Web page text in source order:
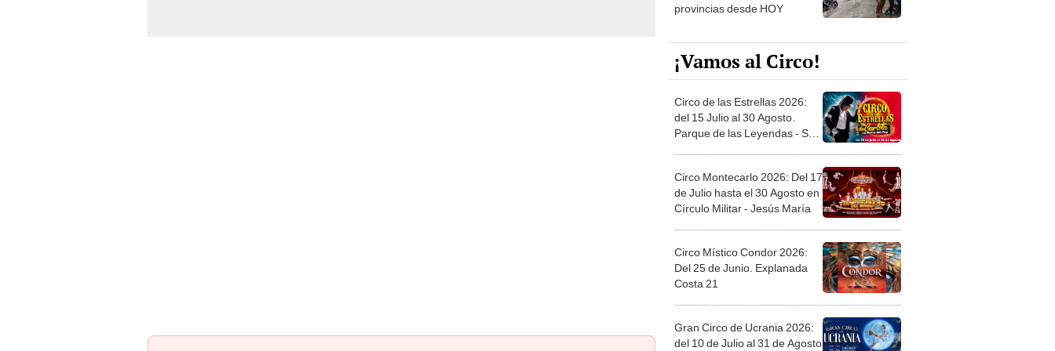
provincias desde HOY
¡Vamos al Circo!
Circo de las Estrellas 2026:
del 15 Julio al 30 Agosto.
Parque de las Leyendas - San
Circo Montecarlo 2026: Del 17
de Julio hasta el 30 Agosto en
Círculo Militar - Jesús María
Circo Místico Condor 2026:
Del 25 de Junio. Explanada
Costa 21
Gran Circo de Ucrania 2026:
del 10 de Julio al 31 de Agosto